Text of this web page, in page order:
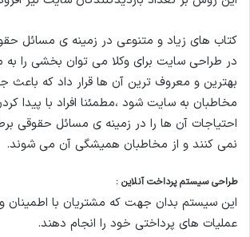
کتاب های زیاد و متنوعی در زمینه ی مسائل
در طراحی سایت برای وکلا می توان بخشی را به
بهترین و معروف ترین آن ها قرار داد که باعث
مخاطبان به سایت شود ،مطمئنا افراد با پیدا
احتیاجات آن ها را در زمینه ی مسائل حقوقی
نمی کنند و از مخاطبان همیشگی آن می شوند.
طراحی سیستم پرداخت آنلاین :
این سیستم بدان جهت که مشتریان با اطمینان
عملیات های پرداختی خود را انجام دهند.